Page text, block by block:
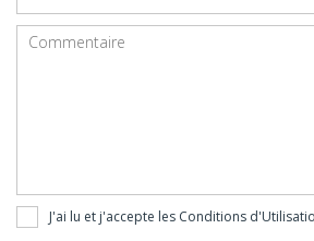
J'ai lu et j'accepte les Conditions